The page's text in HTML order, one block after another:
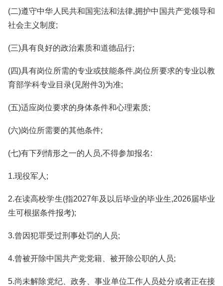
(二)遵守中华人民共和国宪法和法律,拥护中国共产党领导和
社会主义制度;
(三)具有良好的政治素质和道德品行;
(四)具有岗位所需的专业或技能条件,岗位所要求的专业以教
育部学科专业目录(见附件3)为准;
(五)适应岗位要求的身体条件和心理素质;
(六)岗位所需要的其他条件;
(七)有下列情形之一的人员,不得参加报名:
1.现役军人;
2.在读高校学生(指2027年及以后毕业的毕业生,2026届毕业
生可根据条件报考);
3.曾因犯罪受过刑事处罚的人员;
4.曾被开除中国共产党党籍、被开除公职的人员;
5.尚未解除党纪、政务、事业单位工作人员处分或者正在接